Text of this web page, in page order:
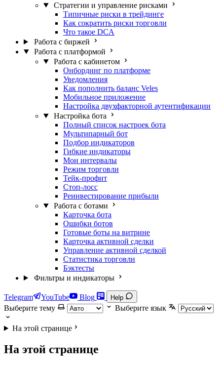
Стратегии и управление рисками
Типичные риски в трейдинге
Как сократить риски торговли
Что такое DCA
Работа с биржей
Работа с платформой
Работа с кабинетом
Онбординг по платформе
Уведомления
Как пополнить баланс Veles
Мобильное приложение
Настройка двухфакторной аутентификации
Настройка бота
Полный список настроек бота
Мультипарный бот
Подбор индикаторов
Гибкие индикаторы
Мои интервалы
Режим торговли
Тейк-профит
Стоп-лосс
Реинвестирование прибыли
Работа с ботами
Карточка бота
Ошибки ботов
Готовые боты на витрине
Карточка активной сделки
Управление активной сделкой
Статистика торговли
Бэктесты
Фильтры и индикаторы
Telegram YouTube Blog Help
Выберите тему Выберите язык
На этой странице
На этой странице